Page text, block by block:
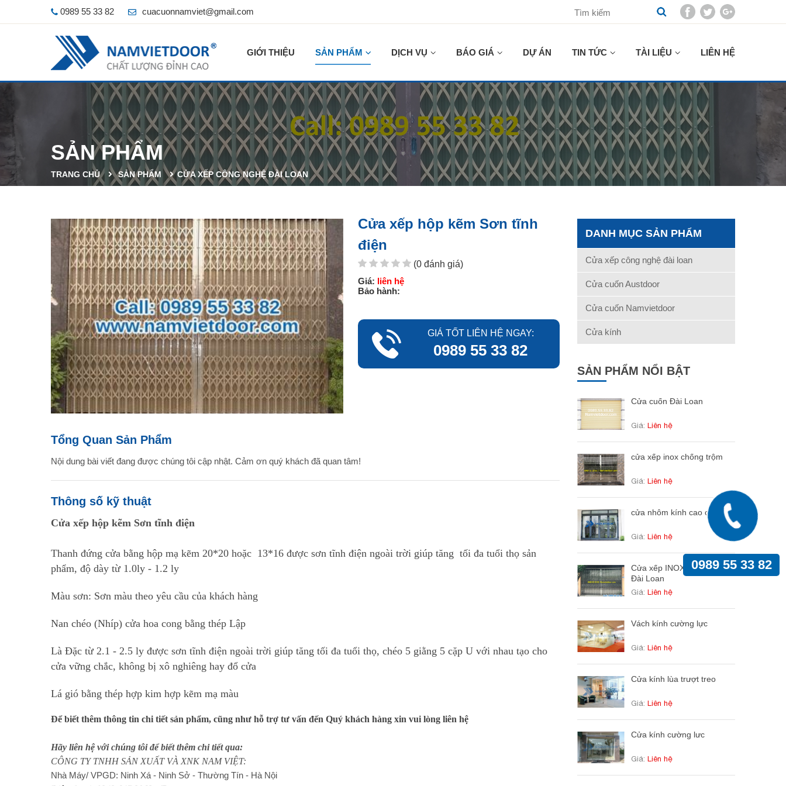
0989 55 33 82 cuacuonnamviet@gmail.com
GIỚI THIỆU SẢN PHẨM DỊCH VỤ BÁO GIÁ DỰ ÁN TIN TỨC TÀI LIỆU LIÊN HỆ
SẢN PHẨM
TRANG CHỦ SẢN PHẨM CỬA XẾP CÔNG NGHỆ ĐÀI LOAN
DANH MỤC SẢN PHẨM
Cửa xếp công nghệ đài loan
Cửa cuốn Austdoor
Cửa cuốn Namvietdoor
Cửa kính
SẢN PHẨM NỔI BẬT
Cửa cuốn Đài Loan
Giá: Liên hệ
cửa xếp inox chống trộm
Giá: Liên hệ
cửa nhôm kính cao cấp
Giá: Liên hệ
Cửa xếp INOX 304 cao cấp
Đài Loan
Giá: Liên hệ
Vách kính cường lực
Giá: Liên hệ
Cửa kính lùa trượt treo
Giá: Liên hệ
Cửa kính cường lưc
Giá: Liên hệ
Cửa xếp hộp kẽm Sơn tĩnh
điện
(0 đánh giá)
Giá: liên hệ
Bảo hành:
GIÁ TỐT LIÊN HỆ NGAY:
0989 55 33 82
Tổng Quan Sản Phẩm
Nội dung bài viết đang được chúng tôi cập nhật. Cảm ơn quý khách đã quan tâm!
Thông số kỹ thuật
Cửa xếp hộp kẽm Sơn tĩnh điện
Thanh đứng cửa bằng hộp mạ kẽm 20*20 hoặc 13*16 được sơn tĩnh điện ngoài trời giúp tăng tối đa tuổi thọ sản
phẩm, độ dày từ 1.0ly - 1.2 ly
Màu sơn: Sơn màu theo yêu cầu của khách hàng
Nan chéo (Nhíp) cửa hoa cong bằng thép Lập
Là Đặc từ 2.1 - 2.5 ly được sơn tĩnh điện ngoài trời giúp tăng tối đa tuổi thọ, chéo 5 giằng 5 cặp U với nhau tạo cho
cửa vững chắc, không bị xô nghiêng hay đổ cửa
Lá gió bằng thép hợp kim hợp kẽm mạ màu
Để biết thêm thông tin chi tiết sản phẩm, cũng như hỗ trợ tư vấn đến Quý khách hàng xin vui lòng liên hệ
Hãy liên hệ với chúng tôi để biết thêm chi tiết qua:
CÔNG TY TNHH SẢN XUẤT VÀ XNK NAM VIỆT:
Nhà Máy/ VPGD: Ninh Xá - Ninh Sở - Thường Tín - Hà Nội
0989 55 33 82